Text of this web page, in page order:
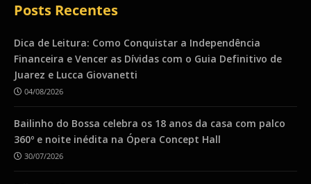
Posts Recentes
Dica de Leitura: Como Conquistar a Independência
Financeira e Vencer as Dívidas com o Guia Definitivo de
Juarez e Lucca Giovanetti
04/08/2026
Bailinho do Bossa celebra os 18 anos da casa com palco
360º e noite inédita na Ópera Concept Hall
30/07/2026